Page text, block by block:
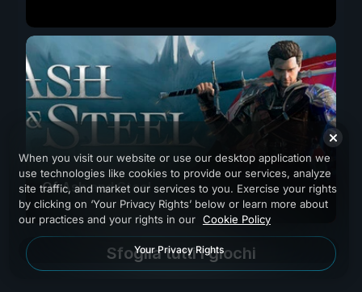
Of Ash and Steel
Sfoglia tutti i giochi
When you visit our website or use our desktop application we
use technologies like cookies to provide our services, analyze
site traffic, and market our services to you. Exercise your rights
by clicking on ‘Your Privacy Rights’ below or learn more about
our practices and your rights in our Cookie Policy
Your Privacy Rights